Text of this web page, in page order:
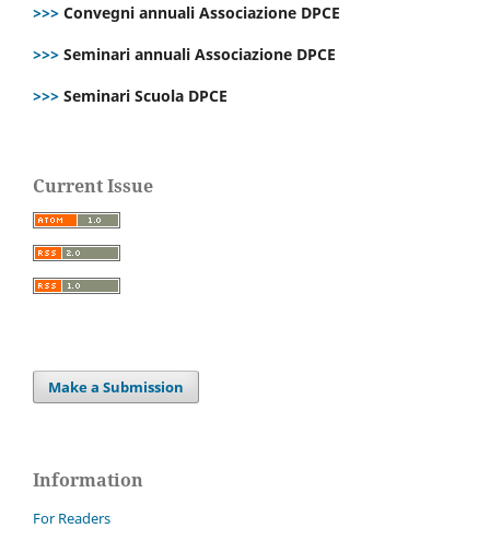
>>> Convegni annuali Associazione DPCE
>>> Seminari annuali Associazione DPCE
>>> Seminari Scuola DPCE
Current Issue
Make a Submission
Information
For Readers